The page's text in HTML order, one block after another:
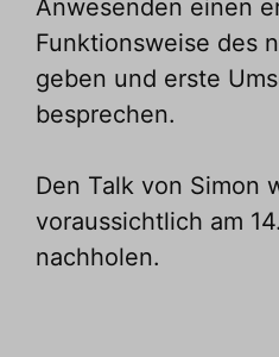
Anwesenden einen
Funktionsweise des
geben und erste
besprechen.
Den Talk von Simon
voraussichtlich am
nachholen.